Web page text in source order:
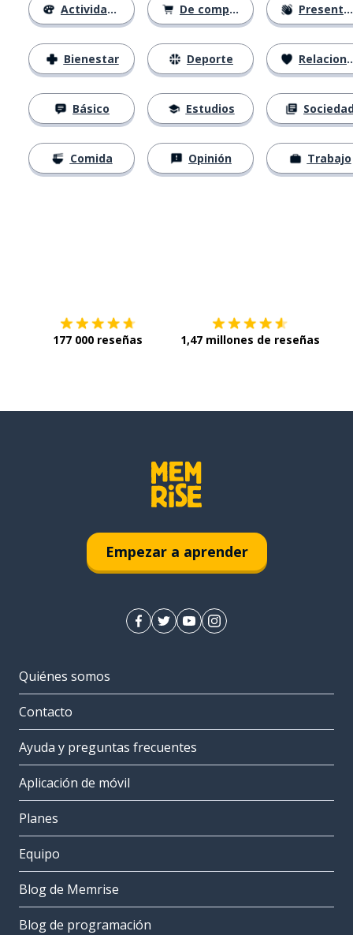
Actividades
Bienestar
Básico
Comida
De compras
Deporte
Estudios
Opinión
Presentación
Relaciones
Trabajo
177 000 reseñas 1,47 millones de reseñas
Empezar a aprender
Quiénes somos
Contacto
Ayuda y preguntas frecuentes
Aplicación de móvil
Planes
Equipo
Blog de Memrise
Blog de programación